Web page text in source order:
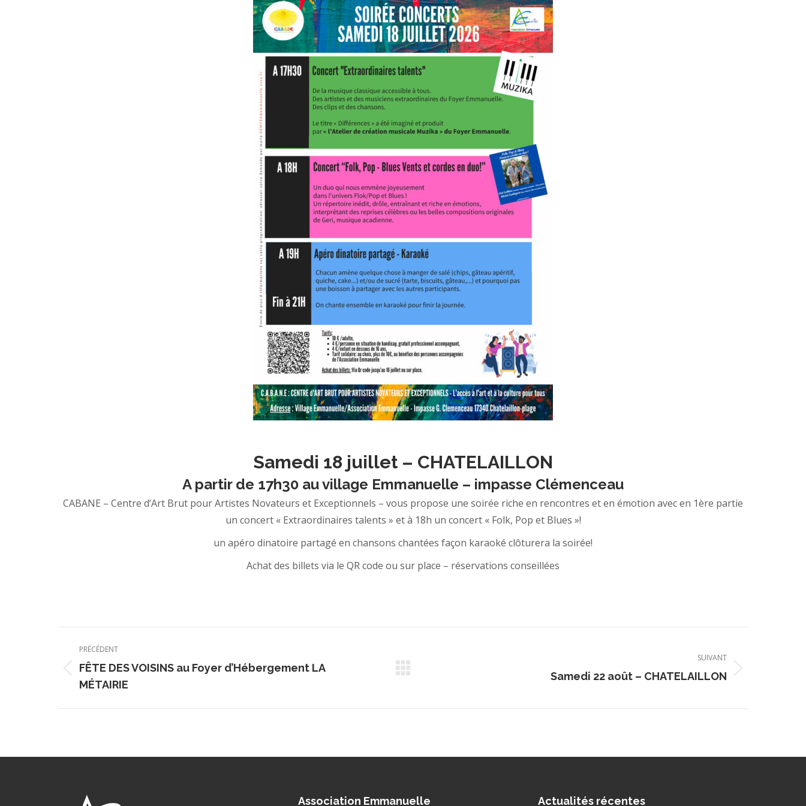
Samedi 18 juillet – CHATELAILLON
A partir de 17h30 au village Emmanuelle – impasse Clémenceau
CABANE – Centre d’Art Brut pour Artistes Novateurs et Exceptionnels – vous propose une soirée riche en rencontres et en émotion avec en 1ère partie
un concert « Extraordinaires talents » et à 18h un concert « Folk, Pop et Blues »!
un apéro dinatoire partagé en chansons chantées façon karaoké clôturera la soirée!
Achat des billets via le QR code ou sur place – réservations conseillées
article
PRÉCÉDENT
Article
précédent
:
FÊTE DES VOISINS au Foyer d’Hébergement LA
MÉTAIRIE
SUIVANT
:
Samedi 22 août – CHATELAILLON
Association Emmanuelle Actualités récentes